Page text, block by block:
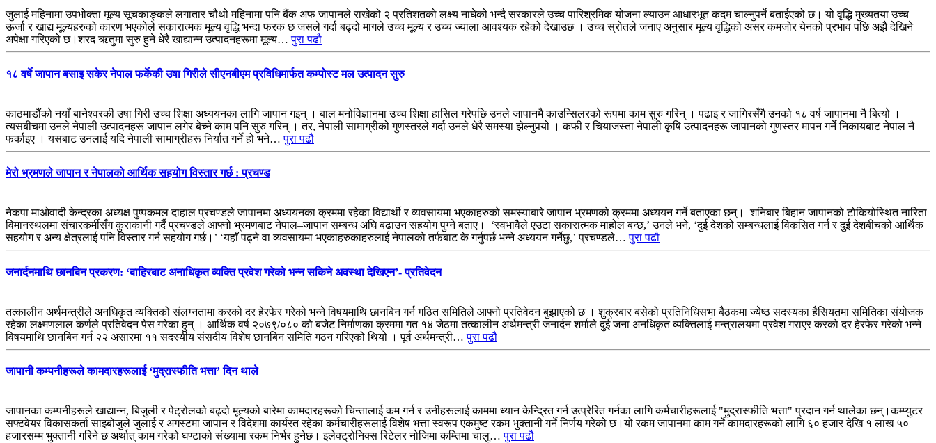
जुलाई महिनामा उपभोक्ता मूल्य सूचकाङ्कले लगातार चौथो महिनामा पनि बैंक अफ जापानले राखेको २ प्रतिशतको लक्ष्य नाघेको भन्दै सरकारले उच्च पारिश्रमिक योजना ल्याउन आधारभूत कदम चाल्नुपर्ने बताईएको छ। यो वृद्धि मुख्यतया उच्च
ऊर्जा र खाद्य मूल्यहरुको कारण भएकोले सकारात्मक मूल्य वृद्धि भन्दा फरक छ जसले गर्दा बढ्दो मागले उच्च मूल्य र उच्च ज्याला आवश्यक रहेको देखाउछ । उच्च स्रोतले जनाए अनुसार मूल्य वृद्धिको असर कमजोर येनको प्रभाव पछि अझै देखिने
अपेक्षा गरिएको छ।शरद ऋतुमा सुरु हुने धेरै खाद्यान्न उत्पादनहरूमा मूल्य…पुरा पढौ
१८ वर्षे जापान बसाइ सकेर नेपाल फर्केकी उषा गिरीले सीएनबीएम प्रविधिमार्फत कम्पोस्ट मल उत्पादन सुरु
काठमाडौंको नयाँ बानेश्वरकी उषा गिरी उच्च शिक्षा अध्ययनका लागि जापान गइन् । बाल मनोविज्ञानमा उच्च शिक्षा हासिल गरेपछि उनले जापानमै काउन्सिलरको रूपमा काम सुरु गरिन् । पढाइ र जागिरसँगै उनको १८ वर्ष जापानमा नै बित्यो ।
त्यसबीचमा उनले नेपाली उत्पादनहरू जापान लगेर बेच्ने काम पनि सुरु गरिन् । तर, नेपाली सामाग्रीको गुणस्तरले गर्दा उनले धेरै समस्या झेल्नुपर्‍यो । कफी र चियाजस्ता नेपाली कृषि उत्पादनहरू जापानको गुणस्तर मापन गर्ने निकायबाट नेपाल नै
फर्काइए । यसबाट उनलाई यदि नेपाली सामाग्रीहरू निर्यात गर्ने हो भने…पुरा पढौ
मेरो भ्रमणले जापान र नेपालको आर्थिक सहयोग विस्तार गर्छ : प्रचण्ड
नेकपा माओवादी केन्द्रका अध्यक्ष पुष्पकमल दाहाल प्रचण्डले जापानमा अध्ययनका क्रममा रहेका विद्यार्थी र व्यवसायमा भएकाहरुको समस्याबारे जापान भ्रमणको क्रममा अध्ययन गर्ने बताएका छन्। शनिबार बिहान जापानको टोकियोस्थित नारिता
विमानस्थलमा संचारकर्मीसँग कुराकानी गर्दै प्रचण्डले आफ्नो भ्रमणबाट नेपाल–जापान सम्बन्ध अघि बढाउन सहयोग पुग्ने बताए। ‘स्वभावैले एउटा सकारात्मक माहोल बन्छ,’ उनले भने, ‘दुई देशको सम्बन्धलाई विकसित गर्न र दुई देशबीचको आर्थिक
सहयोग र अन्य क्षेत्रलाई पनि विस्तार गर्न सहयोग गर्छ।’ ‘यहाँ पढ्ने वा व्यवसायमा भएकाहरुकाहरुलाई नेपालको तर्फबाट के गर्नुपर्छ भन्ने अध्ययन गर्नेछु,’ प्रचण्डले…पुरा पढौ
जनार्दनमाथि छानबिन प्रकरण: ‘बाहिरबाट अनाधिकृत व्यक्ति प्रवेश गरेको भन्न सकिने अवस्था देखिएन’- प्रतिवेदन
तत्कालीन अर्थमन्त्रीले अनधिकृत व्यक्तिको संलग्नतामा करको दर हेरफेर गरेको भन्ने विषयमाथि छानबिन गर्न गठित समितिले आफ्नो प्रतिवेदन बुझाएको छ । शुक्रबार बसेको प्रतिनिधिसभा बैठकमा ज्येष्ठ सदस्यका हैसियतमा समितिका संयोजक
रहेका लक्ष्मणलाल कर्णले प्रतिवेदन पेस गरेका हुन् । आर्थिक वर्ष २०७९/०८० को बजेट निर्माणका क्रममा गत १४ जेठमा तत्कालीन अर्थमन्त्री जनार्दन शर्माले दुई जना अनधिकृत व्यक्तिलाई मन्त्रालयमा प्रवेश गराएर करको दर हेरफेर गरेको भन्ने
विषयमाथि छानबिन गर्न २२ असारमा ११ सदस्यीय संसदीय विशेष छानबिन समिति गठन गरिएको थियो । पूर्व अर्थमन्त्री…पुरा पढौ
जापानी कम्पनीहरूले कामदारहरूलाई ‘मुद्रास्फीति भत्ता’ दिन थाले
जापानका कम्पनीहरूले खाद्यान्न, बिजुली र पेट्रोलको बढ्दो मूल्यको बारेमा कामदारहरूको चिन्तालाई कम गर्न र उनीहरूलाई काममा ध्यान केन्द्रित गर्न उत्प्रेरित गर्नका लागि कर्मचारीहरूलाई "मुद्रास्फीति भत्ता" प्रदान गर्न थालेका छन्।कम्प्युटर
सफ्टवेयर विकासकर्ता साइबोजुले जुलाई र अगस्टमा जापान र विदेशमा कार्यरत रहेका कर्मचारीहरूलाई विशेष भत्ता स्वरूप एकमुष्ट रकम भुक्तानी गर्ने निर्णय गरेको छ।यो रकम जापानमा काम गर्ने कामदारहरूको लागि ६० हजार देखि १ लाख ५०
हजारसम्म भुक्तानी गरिने छ अर्थात् काम गरेको घण्टाको संख्यामा रकम निर्भर हुनेछ। इलेक्ट्रोनिक्स रिटेलर नोजिमा कम्तिमा चालु…पुरा पढौ